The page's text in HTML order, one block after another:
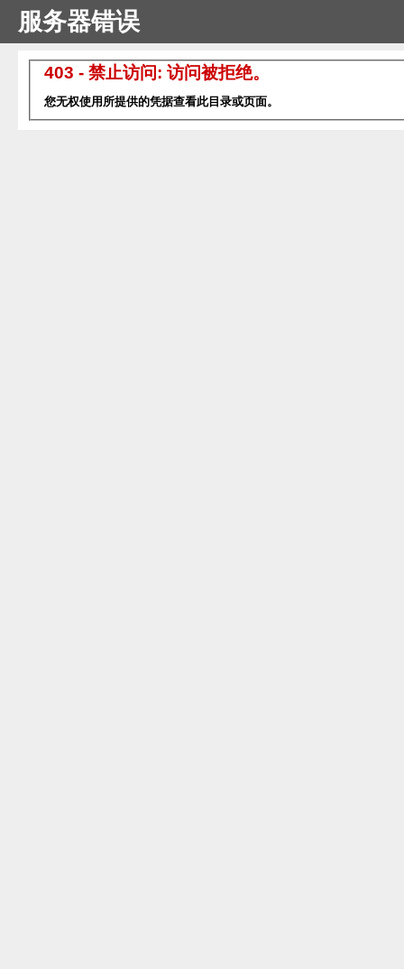
服务器错误
403 - 禁止访问: 访问被拒绝。
您无权使用所提供的凭据查看此目录或页面。